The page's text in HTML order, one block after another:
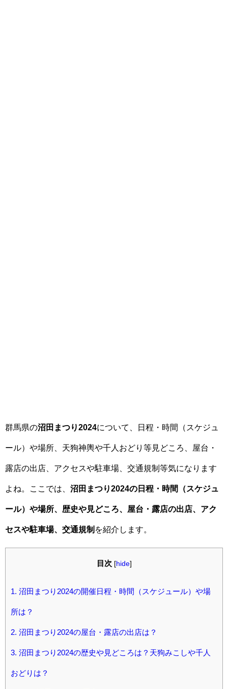
群馬県の沼田まつり2024について、日程・時間（スケジュ
ール）や場所、天狗神輿や千人おどり等見どころ、屋台・
露店の出店、アクセスや駐車場、交通規制等気になります
よね。ここでは、 沼田まつり2024の日程・時間（スケジュ
ール）や場所、歴史や見どころ、屋台・露店の出店、アク
セスや駐車場、交通規制 を紹介します。
目次 [hide]
1. 沼田まつり2024の開催日程・時間（スケジュール）や場
所は？
2. 沼田まつり2024の屋台・露店の出店は？
3. 沼田まつり2024の歴史や見どころは？天狗みこしや千人
おどりは？